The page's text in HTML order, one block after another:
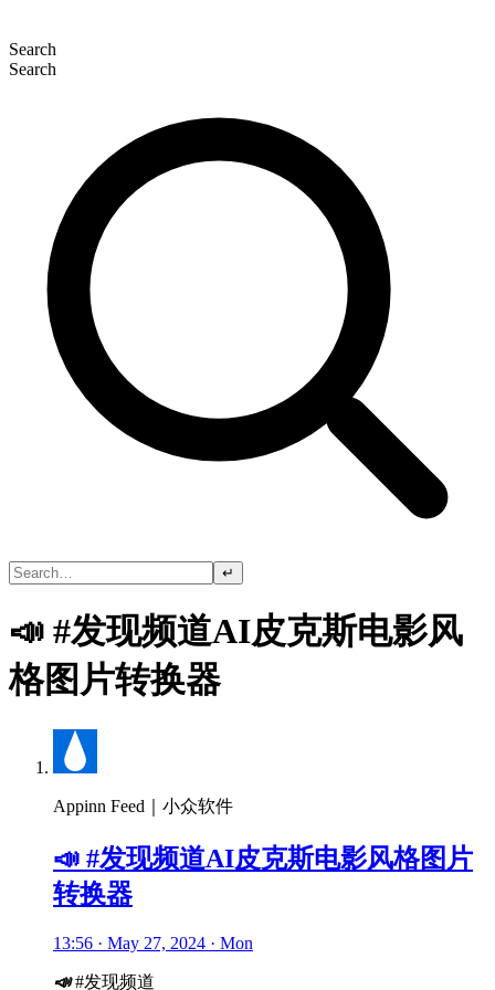
Search
Search
↵
📣 #发现频道AI皮克斯电影风
格图片转换器
Appinn Feed｜小众软件
📣 #发现频道AI皮克斯电影风格图片
转换器
13:56 · May 27, 2024 · Mon
📣#发现频道